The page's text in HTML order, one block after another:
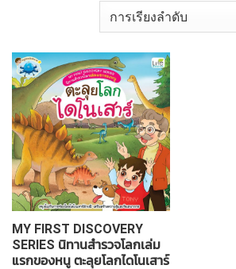
MY FIRST DISCOVERY
SERIES นิทานสำรวจโลกเล่ม
แรกของหนู ตะลุยโลกไดโนเสาร์